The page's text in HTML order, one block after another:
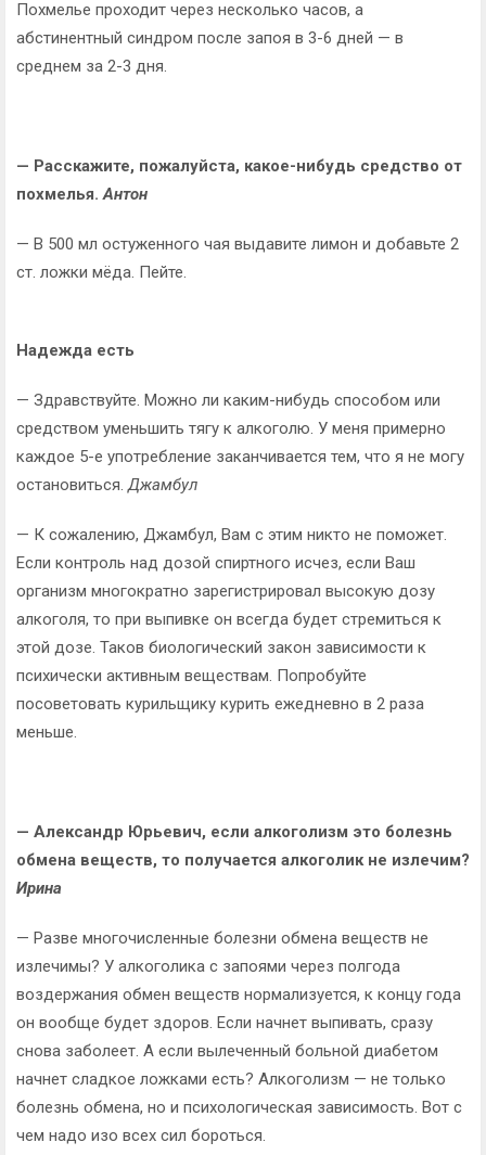
Похмелье проходит через несколько часов, а
абстинентный синдром после запоя в 3-6 дней — в
среднем за 2-3 дня.
— Расскажите, пожалуйста, какое-нибудь средство от
похмелья.Антон
— В 500 мл остуженного чая выдавите лимон и добавьте 2
ст. ложки мёда. Пейте.
Надежда есть
— Здравствуйте. Можно ли каким-нибудь способом или
средством уменьшить тягу к алкоголю. У меня примерно
каждое 5-е употребление заканчивается тем, что я не могу
остановиться.Джамбул
— К сожалению, Джамбул, Вам с этим никто не поможет.
Если контроль над дозой спиртного исчез, если Ваш
организм многократно зарегистрировал высокую дозу
алкоголя, то при выпивке он всегда будет стремиться к
этой дозе. Таков биологический закон зависимости к
психически активным веществам. Попробуйте
посоветовать курильщику курить ежедневно в 2 раза
меньше.
— Александр Юрьевич, если алкоголизм это болезнь
обмена веществ, то получается алкоголик не излечим?
Ирина
— Разве многочисленные болезни обмена веществ не
излечимы? У алкоголика с запоями через полгода
воздержания обмен веществ нормализуется, к концу года
он вообще будет здоров. Если начнет выпивать, сразу
снова заболеет. А если вылеченный больной диабетом
начнет сладкое ложками есть? Алкоголизм — не только
болезнь обмена, но и психологическая зависимость. Вот с
чем надо изо всех сил бороться.